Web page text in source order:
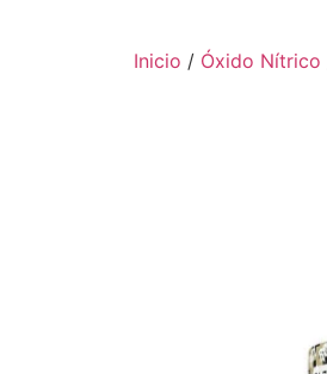
Inicio / Óxido Nítrico